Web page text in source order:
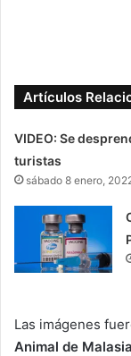
Artículos
VIDEO: Se
turistas
sábado 8 enero,
Las imágenes
Animal de Malasia